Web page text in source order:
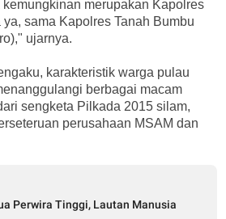
merupakan Kapolres
sama Kapolres Tanah Bumbu
ujarnya.
karakteristik warga pulau
berbagai macam
sengketa Pilkada 2015 silam,
perusahaan MSAM dan
Perwira Tinggi, Lautan Manusia